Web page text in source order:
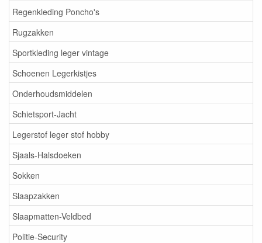
Regenkleding Poncho's
Rugzakken
Sportkleding leger vintage
Schoenen Legerkistjes
Onderhoudsmiddelen
Schietsport-Jacht
Legerstof leger stof hobby
Sjaals-Halsdoeken
Sokken
Slaapzakken
Slaapmatten-Veldbed
Politie-Security